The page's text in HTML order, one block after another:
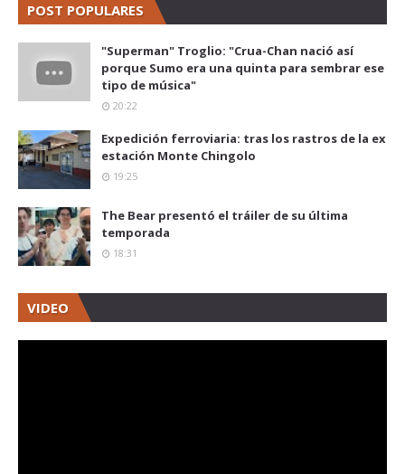
POST POPULARES
"Superman" Troglio: "Crua-Chan nació así
porque Sumo era una quinta para sembrar ese
tipo de música"
20:22
Expedición ferroviaria: tras los rastros de la ex
estación Monte Chingolo
19:25
The Bear presentó el tráiler de su última
temporada
18:31
VIDEO